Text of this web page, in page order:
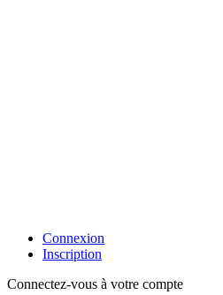
Connexion
Inscription
Connectez-vous à votre compte